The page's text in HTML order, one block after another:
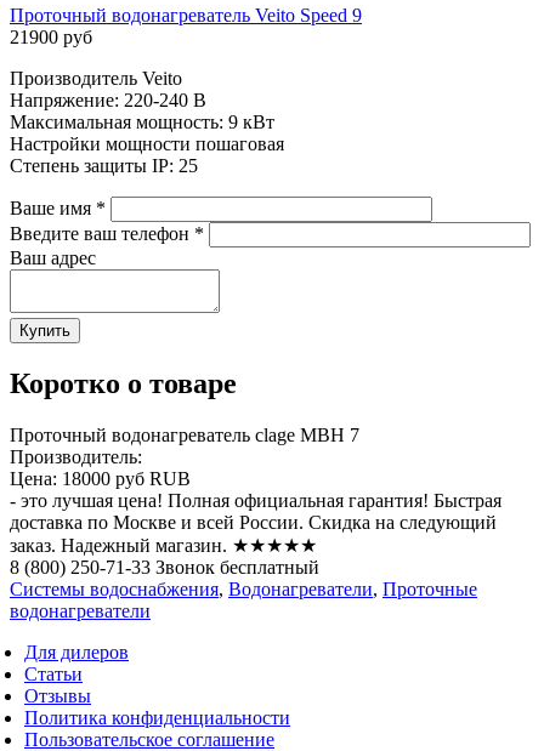
Проточный водонагреватель Veito Speed 9
21900 руб
Производитель Veito
Напряжение: 220-240 В
Максимальная мощность: 9 кВт
Настройки мощности пошаговая
Степень защиты IP: 25
Ваше имя *
Введите ваш телефон *
Ваш адрес
Коротко о товаре
Проточный водонагреватель clage MBH 7
Производитель:
Цена: 18000 руб RUB
- это лучшая цена! Полная официальная гарантия! Быстрая
доставка по Москве и всей России. Скидка на следующий
заказ. Надежный магазин. ★★★★★
8 (800) 250-71-33 Звонок бесплатный
Системы водоснабжения, Водонагреватели, Проточные
водонагреватели
Для дилеров
Статьи
Отзывы
Политика конфиденциальности
Пользовательское соглашение